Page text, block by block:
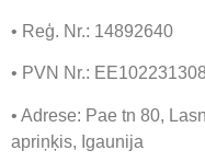
• Reģ. Nr.: 14892640
• PVN Nr.: EE102231308
• Adrese: Pae tn 80,
apriņķis, Igaunija